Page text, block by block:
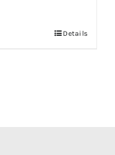
Details